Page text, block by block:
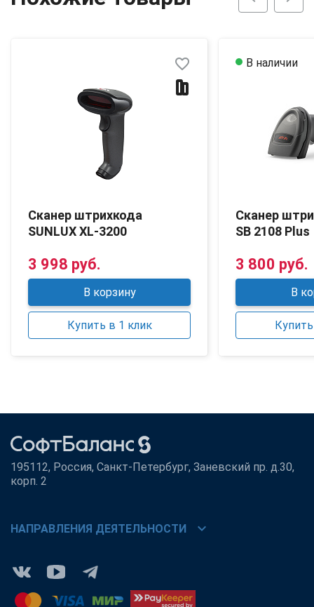
Сканер штрихкода
SUNLUX XL-3200
favorite_border
3 998 руб.
В корзину
Купить в 1 клик
Сканер
SB 2108 Plus
3 800 руб.
В наличии
В
195112, Россия, Санкт-Петербург, Заневский пр. д.30,
корп. 2
НАПРАВЛЕНИЯ ДЕЯТЕЛЬНОСТИ chevron_right